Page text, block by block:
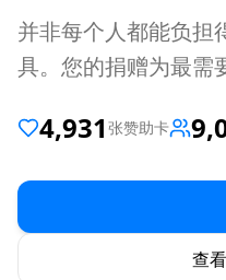
并非每个人都能负担
具。您的捐赠为最需
4,931 张赞助卡
查